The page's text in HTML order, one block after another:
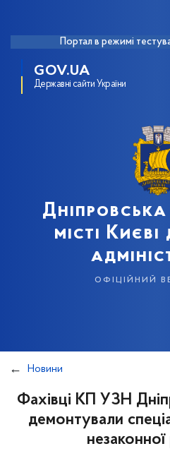
Портал в режимі
GOV.UA
Державні сайти України
місті
офіційний
Новини
Фахівці КП УЗН
демонтували